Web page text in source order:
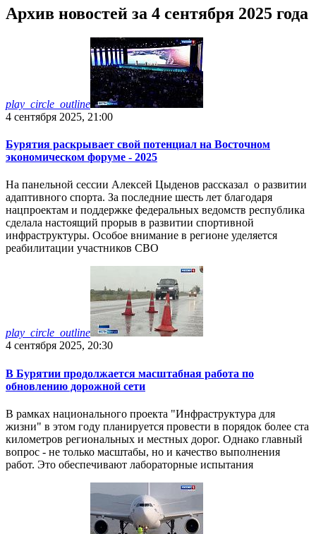
Архив новостей за 4 сентября 2025 года
play_circle_outline
4 сентября 2025, 21:00
Бурятия раскрывает свой потенциал на Восточном
экономическом форуме - 2025
На панельной сессии Алексей Цыденов рассказал о развитии
адаптивного спорта. За последние шесть лет благодаря
нацпроектам и поддержке федеральных ведомств республика
сделала настоящий прорыв в развитии спортивной
инфраструктуры. Особое внимание в регионе уделяется
реабилитации участников СВО
play_circle_outline
4 сентября 2025, 20:30
В Бурятии продолжается масштабная работа по
обновлению дорожной сети
В рамках национального проекта "Инфраструктура для
жизни" в этом году планируется провести в порядок более ста
километров региональных и местных дорог. Однако главный
вопрос - не только масштабы, но и качество выполнения
работ. Это обеспечивают лабораторные испытания